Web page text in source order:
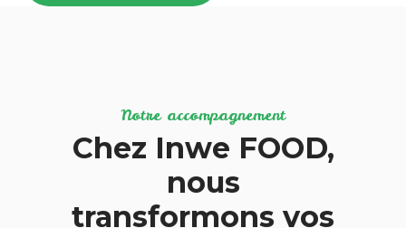
Notre accompagnement
Chez Inwe FOOD,
nous
transformons vos